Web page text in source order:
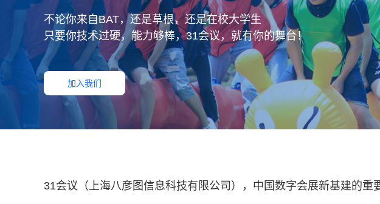
不论你来自BAT，还是草根，还是在校大学生
只要你技术过硬，能力够棒，31会议，就有你的舞台！
加入我们
31会议（上海八彦图信息科技有限公司），中国数字会展新基建的重